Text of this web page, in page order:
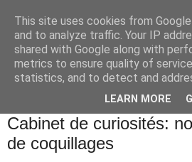
Cabinet de curiosités:
de coquillages
This site uses cookies from
and to analyze traffic. Your IP
shared with Google along with
metrics to ensure quality of
statistics, and to detect and
LEARN MORE